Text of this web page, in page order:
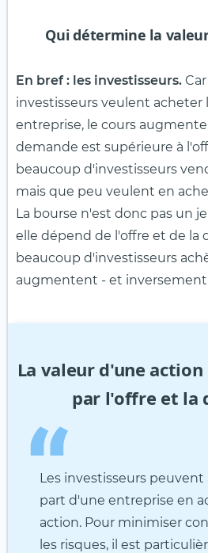
Qui détermine la
En bref : les investisseurs.
investisseurs veulent acheter
entreprise, le cours
demande est supérieure à
beaucoup d'investisseurs
mais que peu veulent en
La bourse n'est donc pas un
elle dépend de l'offre et de la
beaucoup d'investisseurs
augmentent - et
La valeur d'une
par l'offre et la
Les investisseurs
part d'une entreprise en
action. Pour minimiser
les risques, il est